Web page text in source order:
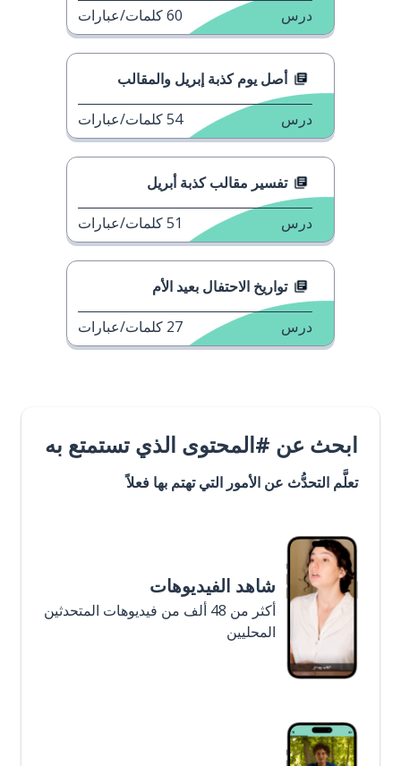
درس 60كلمات/عبارات
أصل يوم كذبة إبريل والمقالب
درس 54كلمات/عبارات
تفسير مقالب كذبة أبريل
درس 51كلمات/عبارات
تواريخ الاحتفال بعيد الأم
درس 27 كلمات/عبارات
ابحث عن #المحتوى الذي تستمتع به
تعلَّم التحدُّث عن الأمور التي تهتم بها فعلاً
شاهد الفيديوهات
أكثر من 48 ألف من فيديوهات المتحدثين
المحليين